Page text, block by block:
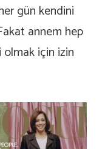
gün kendini
annem hep
için izin